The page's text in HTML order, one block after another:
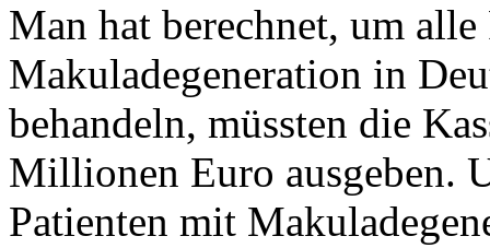
Man hat berechnet, um
Makuladegeneration in
behandeln, müssten die
Millionen Euro ausgeben.
Patienten mit